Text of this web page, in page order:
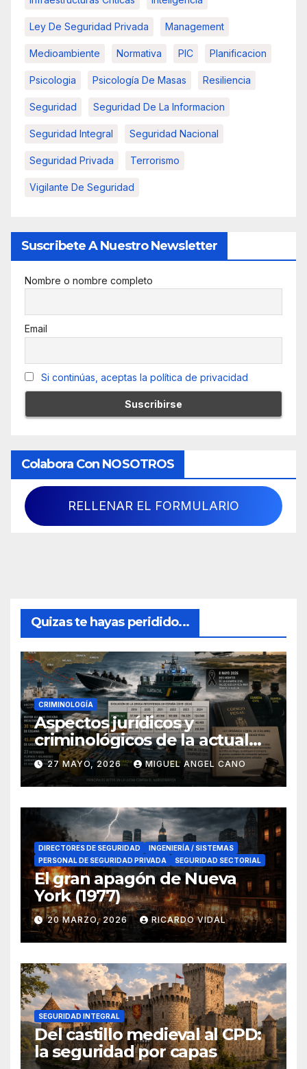
Ley De Seguridad Privada Management
Medioambiente Normativa PIC Planificacion
Psicologia Psicología De Masas Resiliencia
Seguridad Seguridad De La Informacion
Seguridad Integral Seguridad Nacional
Seguridad Privada Terrorismo
Vigilante De Seguridad
Suscribete A Nuestro Newsletter
Nombre o nombre completo
Email
Si continúas, aceptas la política de privacidad
Colabora Con NOSOTROS
RELLENAR EL FORMULARIO
Quizas te hayas peridido...
CRIMINOLOGÍA
Aspectos jurídicos y
criminológicos de la actual
lucha contra el narcotráfico
en el sur de España
27 MAYO, 2026 MIGUEL ANGEL CANO
DIRECTORES DE SEGURIDAD
INGENIERÍA / SISTEMAS
PERSONAL DE SEGURIDAD PRIVADA
SEGURIDAD SECTORIAL
El gran apagón de Nueva
York (1977)
20 MARZO, 2026 RICARDO VIDAL
SEGURIDAD INTEGRAL
Del castillo medieval al CPD:
la seguridad por capas